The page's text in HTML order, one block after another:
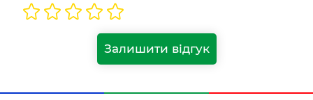
Залишити відгук